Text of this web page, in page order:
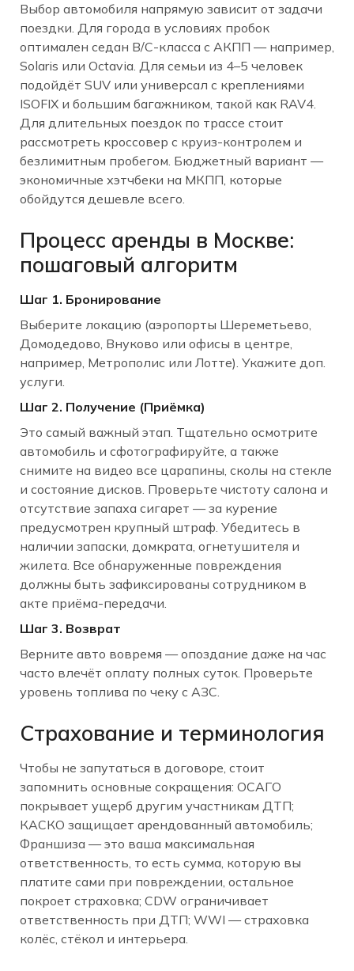
Выбор автомобиля напрямую зависит от задачи
поездки. Для города в условиях пробок
оптимален седан B/C-класса с АКПП — например,
Solaris или Octavia. Для семьи из 4–5 человек
подойдёт SUV или универсал с креплениями
ISOFIX и большим багажником, такой как RAV4.
Для длительных поездок по трассе стоит
рассмотреть кроссовер с круиз-контролем и
безлимитным пробегом. Бюджетный вариант —
экономичные хэтчбеки на МКПП, которые
обойдутся дешевле всего.
Процесс аренды в Москве:
пошаговый алгоритм
Шаг 1. Бронирование
Выберите локацию (аэропорты Шереметьево,
Домодедово, Внуково или офисы в центре,
например, Метрополис или Лотте). Укажите доп.
услуги.
Шаг 2. Получение (Приёмка)
Это самый важный этап. Тщательно осмотрите
автомобиль и сфотографируйте, а также
снимите на видео все царапины, сколы на стекле
и состояние дисков. Проверьте чистоту салона и
отсутствие запаха сигарет — за курение
предусмотрен крупный штраф. Убедитесь в
наличии запаски, домкрата, огнетушителя и
жилета. Все обнаруженные повреждения
должны быть зафиксированы сотрудником в
акте приёма-передачи.
Шаг 3. Возврат
Верните авто вовремя — опоздание даже на час
часто влечёт оплату полных суток. Проверьте
уровень топлива по чеку с АЗС.
Страхование и терминология
Чтобы не запутаться в договоре, стоит
запомнить основные сокращения: ОСАГО
покрывает ущерб другим участникам ДТП;
КАСКО защищает арендованный автомобиль;
Франшиза — это ваша максимальная
ответственность, то есть сумма, которую вы
платите сами при повреждении, остальное
покроет страховка; CDW ограничивает
ответственность при ДТП; WWI — страховка
колёс, стёкол и интерьера.